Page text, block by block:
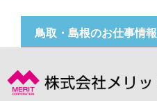
鳥取・島根のお仕事情報